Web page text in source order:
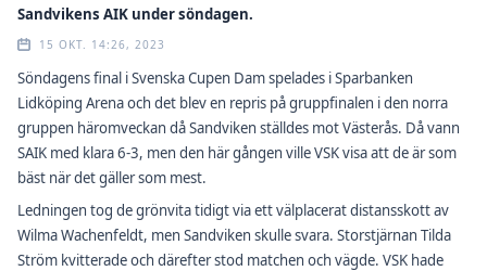
Sandvikens AIK under söndagen.
15 OKT. 14:26, 2023
Söndagens final i Svenska Cupen Dam spelades i Sparbanken
Lidköping Arena och det blev en repris på gruppfinalen i den norra
gruppen häromveckan då Sandviken ställdes mot Västerås. Då vann
SAIK med klara 6-3, men den här gången ville VSK visa att de är som
bäst när det gäller som mest.
Ledningen tog de grönvita tidigt via ett välplacerat distansskott av
Wilma Wachenfeldt, men Sandviken skulle svara. Storstjärnan Tilda
Ström kvitterade och därefter stod matchen och vägde. VSK hade